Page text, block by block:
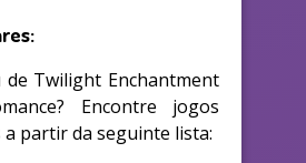
de Twilight Enchantment
Encontre jogos
partir da seguinte lista: